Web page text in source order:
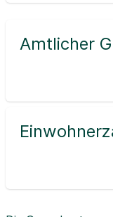
Amtlicher